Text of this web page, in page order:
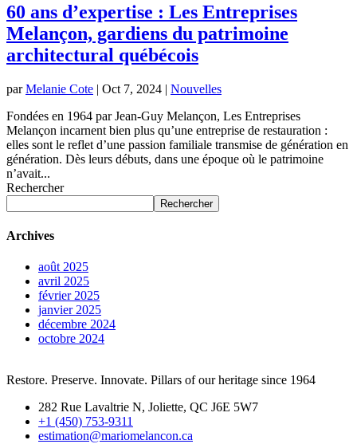
60 ans d’expertise : Les Entreprises
Melançon, gardiens du patrimoine
architectural québécois
parMelanie Cote | Oct 7, 2024 | Nouvelles
Fondées en 1964 par Jean-Guy Melançon, Les Entreprises
Melançon incarnent bien plus qu’une entreprise de restauration :
elles sont le reflet d’une passion familiale transmise de génération en
génération. Dès leurs débuts, dans une époque où le patrimoine
n’avait...
Rechercher
Rechercher
Archives
août 2025
avril 2025
février 2025
janvier 2025
décembre 2024
octobre 2024
Restore. Preserve. Innovate. Pillars of our heritage since 1964
282 Rue Lavaltrie N, Joliette, QC J6E 5W7
+1 (450) 753-9311
estimation@mariomelancon.ca